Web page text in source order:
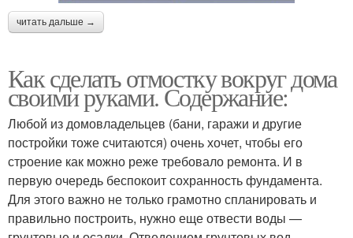
читать дальше →
Как сделать отмостку вокруг дома
своими руками. Содержание:
Любой из домовладельцев (бани, гаражи и другие
постройки тоже считаются) очень хочет, чтобы его
строение как можно реже требовало ремонта. И в
первую очередь беспокоит сохранность фундамента.
Для этого важно не только грамотно спланировать и
правильно построить, нужно еще отвести воды —